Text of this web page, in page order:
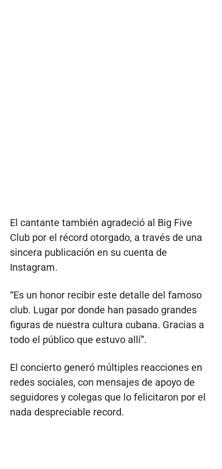
El cantante también agradeció al Big Five
Club por el récord otorgado, a través de una
sincera publicación en su cuenta de
Instagram.
“Es un honor recibir este detalle del famoso
club. Lugar por donde han pasado grandes
figuras de nuestra cultura cubana. Gracias a
todo el público que estuvo allí”.
El concierto generó múltiples reacciones en
redes sociales, con mensajes de apoyo de
seguidores y colegas que lo felicitaron por el
nada despreciable record.